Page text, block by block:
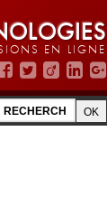
EN LIGNE